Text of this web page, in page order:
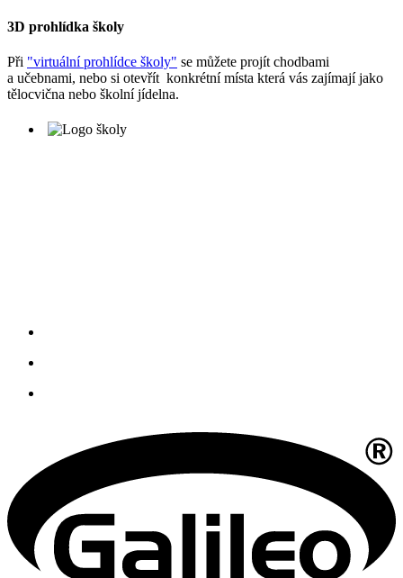
3D prohlídka školy
Při "virtuální prohlídce školy" se můžete projít chodbami
a učebnami, nebo si otevřít konkrétní místa která vás zajímají jako
tělocvična nebo školní jídelna.